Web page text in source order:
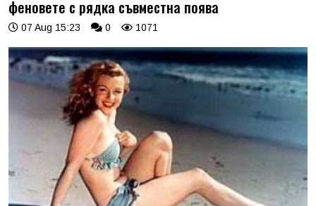
феновете с рядка съвместна поява
07 Aug 15:23 0 1071